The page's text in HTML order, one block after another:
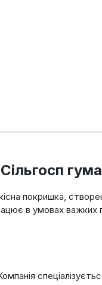
покришка,
в умовах важких